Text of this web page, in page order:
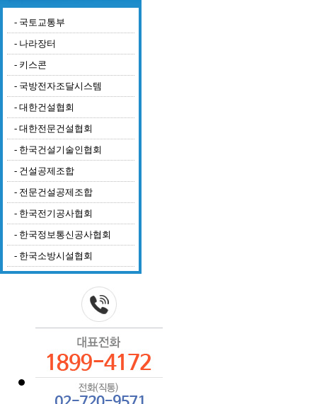
- 국토교통부
- 나라장터
- 키스콘
- 국방전자조달시스템
- 대한건설협회
- 대한전문건설협회
- 한국건설기술인협회
- 건설공제조합
- 전문건설공제조합
- 한국전기공사협회
- 한국정보통신공사협회
- 한국소방시설협회